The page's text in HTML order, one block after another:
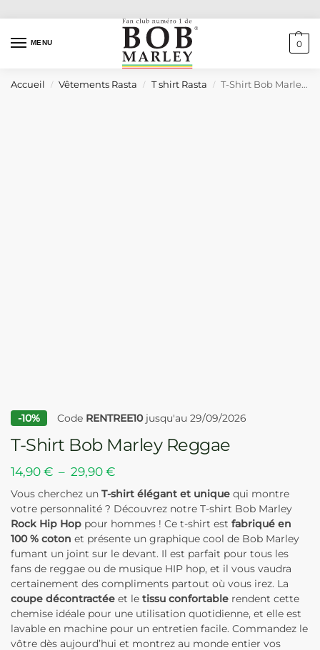
MENU 0
Accueil / Vêtements Rasta / T shirt Rasta / T-Shirt Bob Marley Reggae
-10% Code RENTREE10jusqu'au 29/09/2026
T-Shirt Bob Marley Reggae
14,90 € – 29,90 €
Vous cherchez un T-shirt élégant et unique qui montre
votre personnalité ? Découvrez notre T-shirt Bob Marley
Rock Hip Hop pour hommes ! Ce t-shirt est fabriqué en
100 % coton et présente un graphique cool de Bob Marley
fumant un joint sur le devant. Il est parfait pour tous les
fans de reggae ou de musique HIP hop, et il vous vaudra
certainement des compliments partout où vous irez. La
coupe décontractée et le tissu confortable rendent cette
chemise idéale pour une utilisation quotidienne, et elle est
lavable en machine pour un entretien facile. Commandez le
vôtre dès aujourd’hui et montrez au monde entier vos